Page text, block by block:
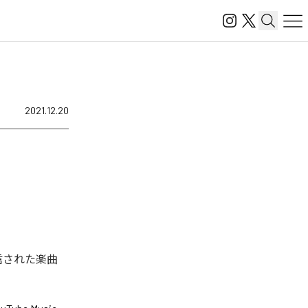
2021.12.20
された楽曲